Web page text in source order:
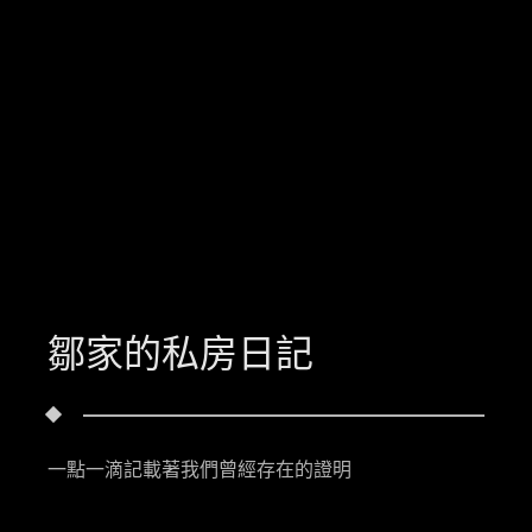
鄒家的私房日記
一點一滴記載著我們曾經存在的證明